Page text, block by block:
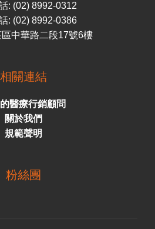
: (02) 8992-0312
: (02) 8992-0386
中華路二段17號6樓
相關連結
醫療行銷顧問
關於我們
規範聲明
粉絲團